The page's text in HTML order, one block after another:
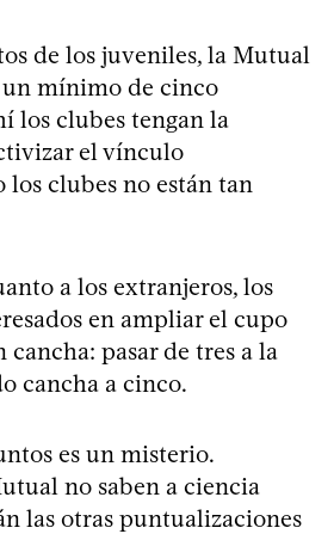
de los juveniles, la Mutual
mínimo de cinco
los clubes tengan la
el vínculo
clubes no están tan
a los extranjeros, los
en ampliar el cupo
cancha: pasar de tres a la
cancha a cinco.
es un misterio.
no saben a ciencia
las otras puntualizaciones